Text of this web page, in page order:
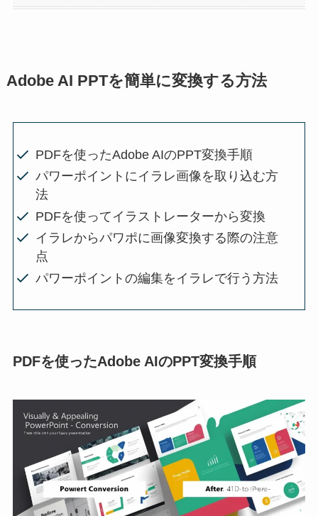
Adobe AI PPTを簡単に変換する方法
PDFを使ったAdobe AIのPPT変換手順
パワーポイントにイラレ画像を取り込む方
法
PDFを使ってイラストレーターから変換
イラレからパワポに画像変換する際の注意
点
パワーポイントの編集をイラレで行う方法
PDFを使ったAdobe AIのPPT変換手順